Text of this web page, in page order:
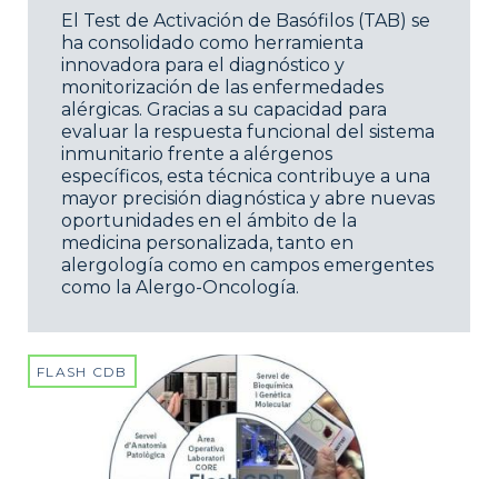
El Test de Activación de Basófilos (TAB) se
ha consolidado como herramienta
innovadora para el diagnóstico y
monitorización de las enfermedades
alérgicas. Gracias a su capacidad para
evaluar la respuesta funcional del sistema
inmunitario frente a alérgenos
específicos, esta técnica contribuye a una
mayor precisión diagnóstica y abre nuevas
oportunidades en el ámbito de la
medicina personalizada, tanto en
alergología como en campos emergentes
como la Alergo-Oncología.
FLASH CDB